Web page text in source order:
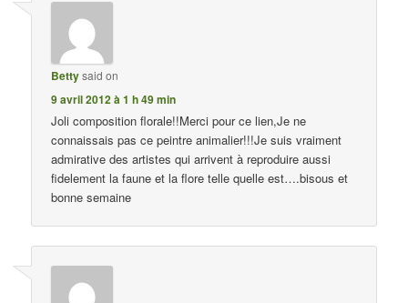
Bettysaid on
9 avril 2012 à 1 h 49 min
Joli composition florale!!Merci pour ce lien,Je ne
connaissais pas ce peintre animalier!!!Je suis vraiment
admirative des artistes qui arrivent à reproduire aussi
fidelement la faune et la flore telle quelle est….bisous et
bonne semaine